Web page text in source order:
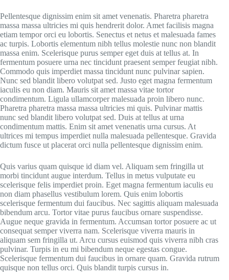
Pellentesque dignissim enim sit amet venenatis. Pharetra pharetra
massa massa ultricies mi quis hendrerit dolor. Amet facilisis magna
etiam tempor orci eu lobortis. Senectus et netus et malesuada fames
ac turpis. Lobortis elementum nibh tellus molestie nunc non blandit
massa enim. Scelerisque purus semper eget duis at tellus at. In
fermentum posuere urna nec tincidunt praesent semper feugiat nibh.
Commodo quis imperdiet massa tincidunt nunc pulvinar sapien.
Nunc sed blandit libero volutpat sed. Justo eget magna fermentum
iaculis eu non diam. Mauris sit amet massa vitae tortor
condimentum. Ligula ullamcorper malesuada proin libero nunc.
Pharetra pharetra massa massa ultricies mi quis. Pulvinar mattis
nunc sed blandit libero volutpat sed. Duis at tellus at urna
condimentum mattis. Enim sit amet venenatis urna cursus. At
ultrices mi tempus imperdiet nulla malesuada pellentesque. Gravida
dictum fusce ut placerat orci nulla pellentesque dignissim enim.
Quis varius quam quisque id diam vel. Aliquam sem fringilla ut
morbi tincidunt augue interdum. Tellus in metus vulputate eu
scelerisque felis imperdiet proin. Eget magna fermentum iaculis eu
non diam phasellus vestibulum lorem. Quis enim lobortis
scelerisque fermentum dui faucibus. Nec sagittis aliquam malesuada
bibendum arcu. Tortor vitae purus faucibus ornare suspendisse.
Augue neque gravida in fermentum. Accumsan tortor posuere ac ut
consequat semper viverra nam. Scelerisque viverra mauris in
aliquam sem fringilla ut. Arcu cursus euismod quis viverra nibh cras
pulvinar. Turpis in eu mi bibendum neque egestas congue.
Scelerisque fermentum dui faucibus in ornare quam. Gravida rutrum
quisque non tellus orci. Quis blandit turpis cursus in.